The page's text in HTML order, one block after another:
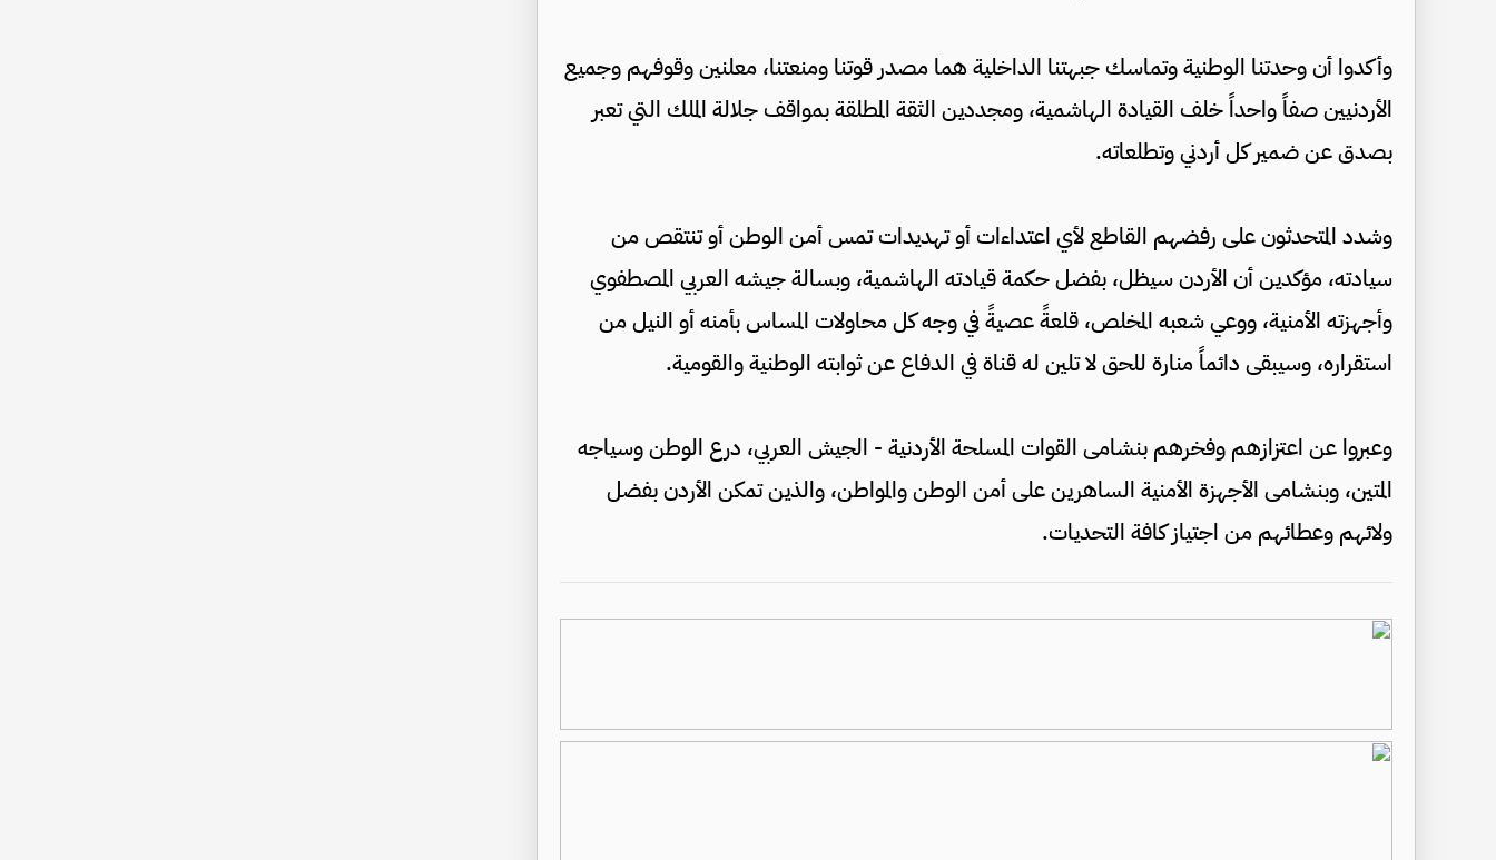
وأكدوا أن وحدتنا الوطنية وتماسك جبهتنا الداخلية هما مصدر قوتنا ومنعتنا، معلنين وقوفهم وجميع
الأردنيين صفاً واحداً خلف القيادة الهاشمية، ومجددين الثقة المطلقة بمواقف جلالة الملك التي تعبر
بصدق عن ضمير كل أردني وتطلعاته.
وشدد المتحدثون على رفضهم القاطع لأي اعتداءات أو تهديدات تمس أمن الوطن أو تنتقص من
سيادته، مؤكدين أن الأردن سيظل، بفضل حكمة قيادته الهاشمية، وبسالة جيشه العربي المصطفوي
وأجهزته الأمنية، ووعي شعبه المخلص، قلعةً عصيةً في وجه كل محاولات المساس بأمنه أو النيل من
استقراره، وسيبقى دائماً منارة للحق لا تلين له قناة في الدفاع عن ثوابته الوطنية والقومية.
وعبروا عن اعتزازهم وفخرهم بنشامى القوات المسلحة الأردنية - الجيش العربي، درع الوطن وسياجه
المتين، وبنشامى الأجهزة الأمنية الساهرين على أمن الوطن والمواطن، والذين تمكن الأردن بفضل
ولائهم وعطائهم من اجتياز كافة التحديات.